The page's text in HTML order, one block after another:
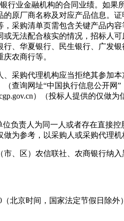
行业金融机构的合同业绩。如果
原厂商名称及对应产品信息。
采购清单页需包含关键产品内
无法配合核实的情况，招标人
、华夏银行、民生银行、广发
农商行等。
采购代理机构应当拒绝其参加
询网址“中国执行信息公开网”
）（投标人提供的仅做
负责人为同一人或者存在直接
为参考，以采购人或采购代理机
、区）农信联社、农商银行纳
北京时间，国家法定节假日除外